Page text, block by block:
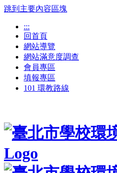
跳到主要內容區塊
:::
回首頁
網站導覽
網站滿意度調查
會員專區
填報專區
101 環教路線